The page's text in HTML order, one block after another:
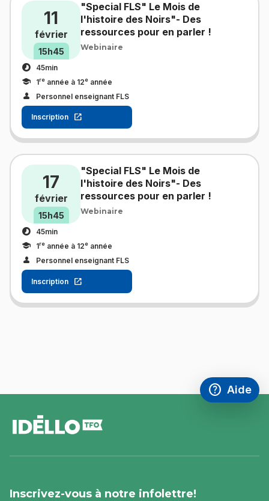
11
février
15h45
"Special FLS" Le Mois de
l'histoire des Noirs"- Des
ressources pour en parler !
Webinaire
45min
1re année à 12e année
Personnel enseignant FLS
Inscription
17
février
15h45
"Special FLS" Le Mois de
l'histoire des Noirs"- Des
ressources pour en parler !
Webinaire
45min
1re année à 12e année
Personnel enseignant FLS
Inscription
help
Accéder à
Aide
,Ce lien
de
page
Inscrivez-vous à notre infolettre!